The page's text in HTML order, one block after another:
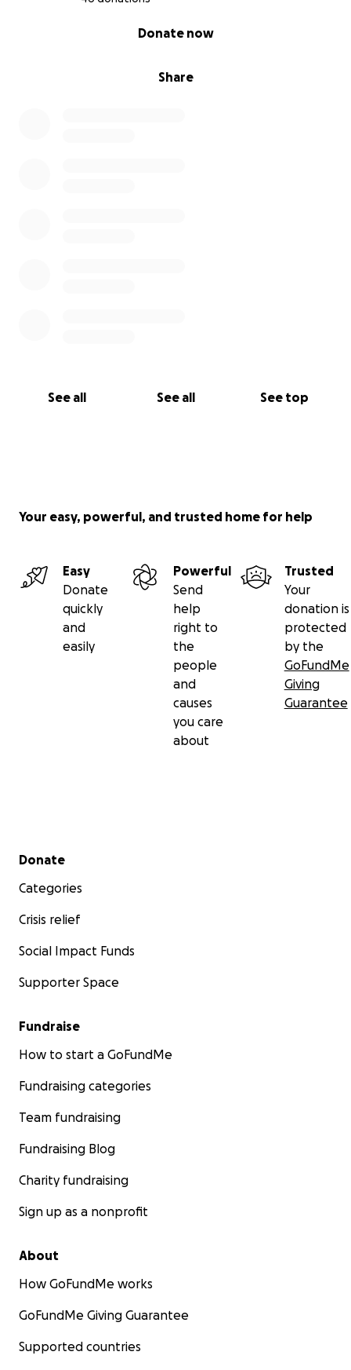
Share
Donate now
See all See all See top
Your easy, powerful, and trusted home for help
Easy
Donate
quickly
and
easily
Powerful
Send
help
right to
the
people
and
causes
you care
about
Trusted
Your
donation is
protected
by the
GoFundMe
Giving
Guarantee
Secondary menu
Donate
Categories
Crisis relief
Social Impact Funds
Supporter Space
Fundraise
How to start a GoFundMe
Fundraising categories
Team fundraising
Fundraising Blog
Charity fundraising
Sign up as a nonprofit
About
How GoFundMe works
GoFundMe Giving Guarantee
Supported countries